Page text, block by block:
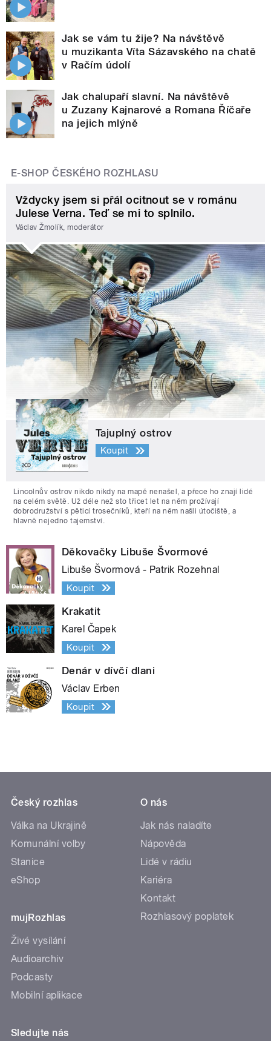
Jak se vám tu žije? Na návštěvě
u muzikanta Víta Sázavského na chatě
v Račím údolí
Jak chalupaří slavní. Na návštěvě
u Zuzany Kajnarové a Romana Říčaře
na jejich mlýně
E-SHOP ČESKÉHO ROZHLASU
Vždycky jsem si přál ocitnout se v románu
Julese Verna. Teď se mi to splnilo.
Václav Žmolík, moderátor
Tajuplný ostrov
Koupit
Lincolnův ostrov nikdo nikdy na mapě nenašel, a přece ho znají lidé
na celém světě. Už déle než sto třicet let na něm prožívají
dobrodružství s pěticí trosečníků, kteří na něm našli útočiště, a
hlavně nejedno tajemství.
Děkovačky Libuše Švormové
Libuše Švormová - Patrik Rozehnal
Koupit
Krakatit
Karel Čapek
Koupit
Denár v dívčí dlani
Václav Erben
Koupit
Český rozhlas
Válka na Ukrajině
Komunální volby
Stanice
eShop
mujRozhlas
Živé vysílání
Audioarchiv
Podcasty
Mobilní aplikace
O nás
Jak nás naladíte
Nápověda
Lidé v rádiu
Kariéra
Kontakt
Rozhlasový poplatek
Sledujte nás